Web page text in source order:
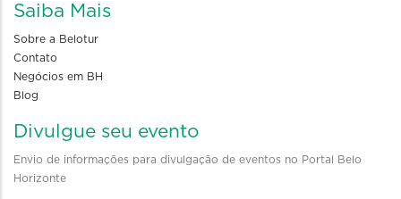
Saiba Mais
Sobre a Belotur
Contato
Negócios em BH
Blog
Divulgue seu evento
Envio de informações para divulgação de eventos no Portal Belo
Horizonte